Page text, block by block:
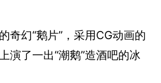
奇幻“鹅片”，采用CG动画的
演了一出“潮鹅”造酒吧的冰